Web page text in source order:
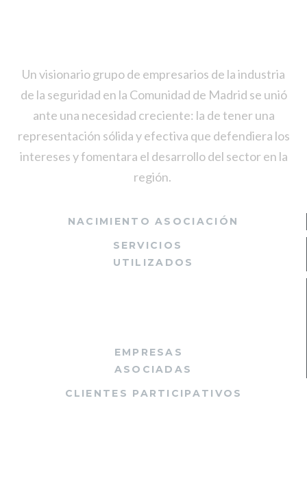
Un visionario grupo de empresarios de la industria
de la seguridad en la Comunidad de Madrid se unió
ante una necesidad creciente: la de tener una
representación sólida y efectiva que defendiera los
intereses y fomentara el desarrollo del sector en la
región.
NACIMIENTO ASOCIACIÓN
SERVICIOS
UTILIZADOS
EMPRESAS
ASOCIADAS
CLIENTES PARTICIPATIVOS